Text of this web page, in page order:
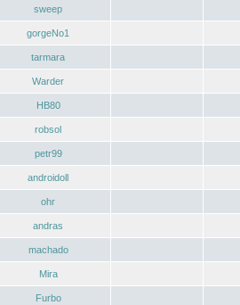
sweep
gorgeNo1
tarmara
Warder
HB80
robsol
petr99
androidoll
ohr
andras
machado
Mira
Furbo